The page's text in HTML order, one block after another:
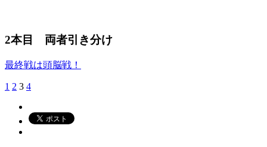
2本目 両者引き分け
最終戦は頭脳戦！
1 2 3 4